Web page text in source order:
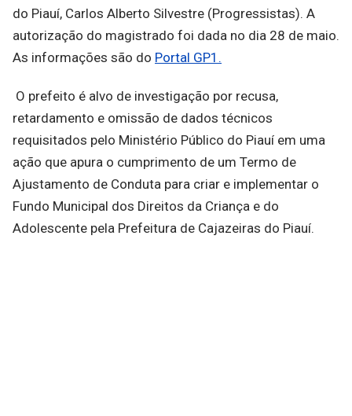
do Piauí, Carlos Alberto Silvestre (Progressistas). A
autorização do magistrado foi dada no dia 28 de maio.
As informações são do Portal GP1.
O prefeito é alvo de investigação por recusa,
retardamento e omissão de dados técnicos
requisitados pelo Ministério Público do Piauí em uma
ação que apura o cumprimento de um Termo de
Ajustamento de Conduta para criar e implementar o
Fundo Municipal dos Direitos da Criança e do
Adolescente pela Prefeitura de Cajazeiras do Piauí.